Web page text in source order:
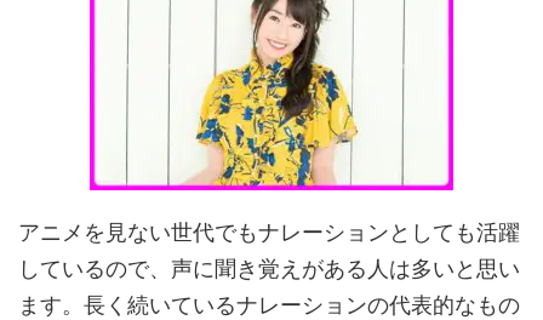
アニメを見ない世代でもナレーションとしても活躍
しているので、声に聞き覚えがある人は多いと思い
ます。長く続いているナレーションの代表的なもの